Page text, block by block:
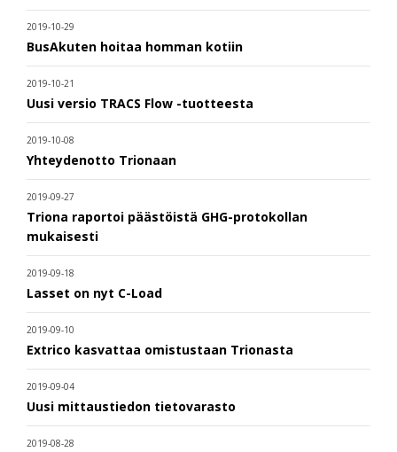
2019-10-29
BusAkuten hoitaa homman kotiin
2019-10-21
Uusi versio TRACS Flow -tuotteesta
2019-10-08
Yhteydenotto Trionaan
2019-09-27
Triona raportoi päästöistä GHG-protokollan
mukaisesti
2019-09-18
Lasset on nyt C-Load
2019-09-10
Extrico kasvattaa omistustaan Trionasta
2019-09-04
Uusi mittaustiedon tietovarasto
2019-08-28